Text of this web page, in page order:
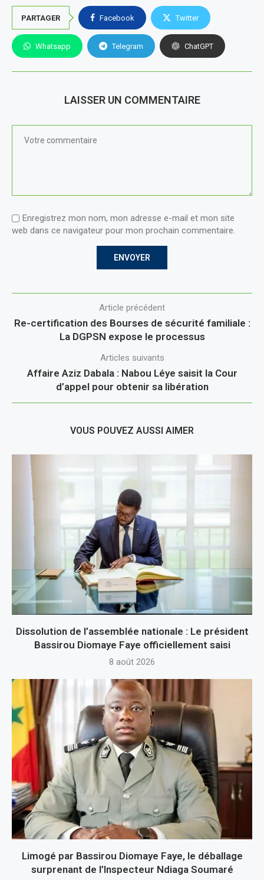
PARTAGER Facebook Twitter
Whatsapp Telegram ChatGPT
LAISSER UN COMMENTAIRE
Enregistrez mon nom, mon adresse e-mail et mon site
web dans ce navigateur pour mon prochain commentaire.
Article précédent
Re-certification des Bourses de sécurité familiale :
La DGPSN expose le processus
Articles suivants
Affaire Aziz Dabala : Nabou Léye saisit la Cour
d’appel pour obtenir sa libération
VOUS POUVEZ AUSSI AIMER
Dissolution de l’assemblée nationale : Le président
Bassirou Diomaye Faye officiellement saisi
8 août 2026
Limogé par Bassirou Diomaye Faye, le déballage
surprenant de l’Inspecteur Ndiaga Soumaré